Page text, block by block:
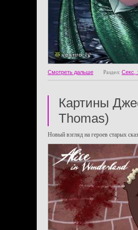
Смотреть дальше Раздел: Секс,
Картины
Thomas)
Новый взгляд на героев старых